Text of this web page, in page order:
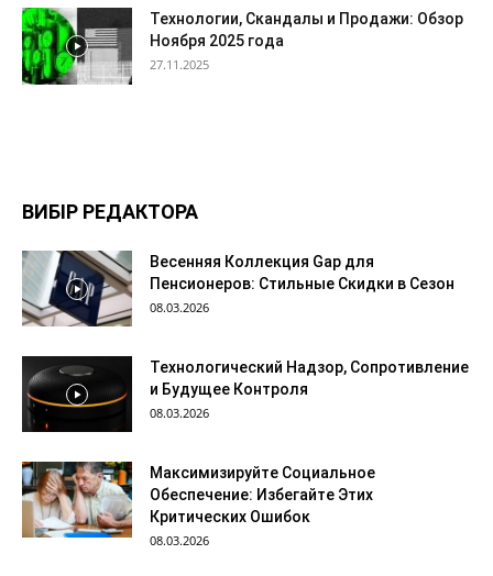
Технологии, Скандалы и Продажи: Обзор
Ноября 2025 года
27.11.2025
ВИБІР РЕДАКТОРА
Весенняя Коллекция Gap для
Пенсионеров: Стильные Скидки в Сезон
08.03.2026
Технологический Надзор, Сопротивление
и Будущее Контроля
08.03.2026
Максимизируйте Социальное
Обеспечение: Избегайте Этих
Критических Ошибок
08.03.2026